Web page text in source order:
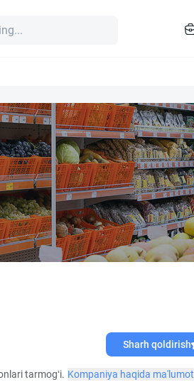
Sharh qoldirish
tarmog‘i. Kompaniya haqida ma'lumot